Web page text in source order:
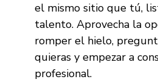
el mismo sitio que tú,
talento. Aprovecha la
romper el hielo,
quieras y empezar a
profesional.